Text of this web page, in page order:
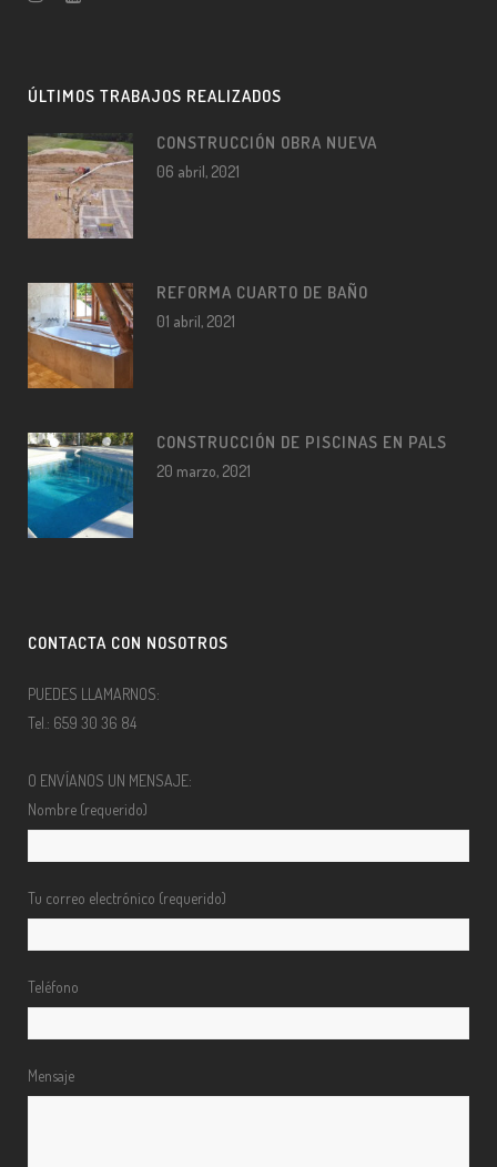
ÚLTIMOS TRABAJOS REALIZADOS
CONSTRUCCIÓN OBRA NUEVA
06 abril, 2021
REFORMA CUARTO DE BAÑO
01 abril, 2021
CONSTRUCCIÓN DE PISCINAS EN PALS
20 marzo, 2021
CONTACTA CON NOSOTROS
PUEDES LLAMARNOS:
Tel.: 659 30 36 84
O ENVÍANOS UN MENSAJE:
Nombre (requerido)
Tu correo electrónico (requerido)
Teléfono
Mensaje